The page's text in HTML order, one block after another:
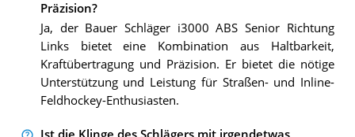
Präzision?
Ja, der Bauer Schläger i3000 ABS Senior Richtung
Links bietet eine Kombination aus Haltbarkeit,
Kraftübertragung und Präzision. Er bietet die nötige
Unterstützung und Leistung für Straßen- und Inline-
Feldhockey-Enthusiasten.
Ist die Klinge des Schlägers mit irgendetwas